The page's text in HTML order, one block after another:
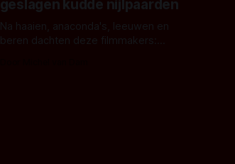
geslagen kudde nijlpaarden
Na haaien, anaconda's, leeuwen en
beren dachten deze filmmakers: